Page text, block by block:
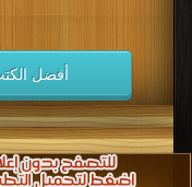
كتب 1978
كتب 1977
كتب 1974
كتب 1973
كتب 1970
كتب 1969
كتب 1966
كتب 1965
أفضل